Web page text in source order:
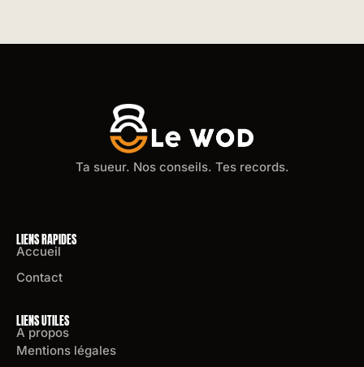
Ta sueur. Nos conseils. Tes records.
LIENS RAPIDES
Accueil
Contact
LIENS UTILES
A propos
Mentions légales